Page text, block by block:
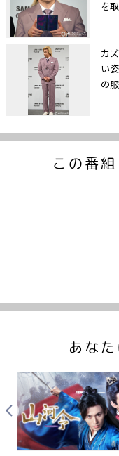
を
カ
い
の服
この番
あな